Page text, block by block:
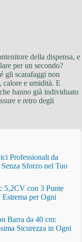
della dispensa, e
per un secondo?
gli scarafaggi non
calore e umidità. E
hanno già individuato
e retro degli
Professionali da
Sforzo nel Tuo
5,2CV con 3 Punte
per Ogni
Barra da 40 cm:
Sicurezza in Ogni